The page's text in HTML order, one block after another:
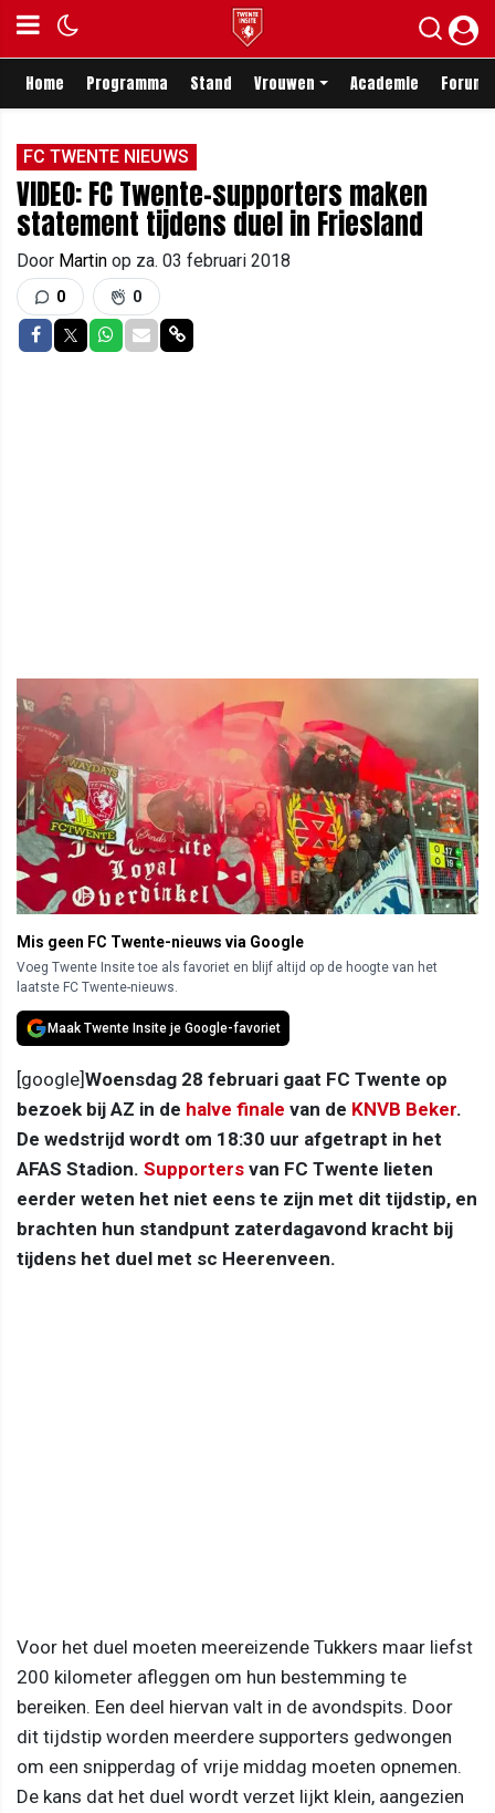
Home Programma Stand Vrouwen Academie Forum
FC TWENTE NIEUWS
VIDEO: FC Twente-supporters maken
statement tijdens duel in Friesland
Door Martin op za. 03 februari 2018
0 0
Delen op Facebook
Delen op Twitter
Delen op Whatsapp
Delen via Mail
Delen via link
Mis geen FC Twente-nieuws via Google
Voeg Twente Insite toe als favoriet en blijf altijd op de hoogte van het
laatste FC Twente-nieuws.
Maak Twente Insite je Google-favoriet
[google]Woensdag 28 februari gaat FC Twente op
bezoek bij AZ in de halve finale van de KNVB Beker.
De wedstrijd wordt om 18:30 uur afgetrapt in het
AFAS Stadion. Supporters van FC Twente lieten
eerder weten het niet eens te zijn met dit tijdstip, en
brachten hun standpunt zaterdagavond kracht bij
tijdens het duel met sc Heerenveen.
Voor het duel moeten meereizende Tukkers maar liefst
200 kilometer afleggen om hun bestemming te
bereiken. Een deel hiervan valt in de avondspits. Door
dit tijdstip worden meerdere supporters gedwongen
om een snipperdag of vrije middag moeten opnemen.
De kans dat het duel wordt verzet lijkt klein, aangezien